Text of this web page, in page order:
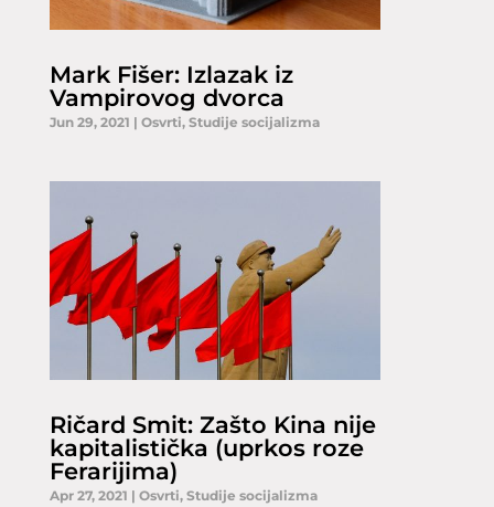
Mark Fišer: Izlazak iz
Vampirovog dvorca
Jun 29, 2021 | Osvrti, Studije socijalizma
Ričard Smit: Zašto Kina nije
kapitalistička (uprkos roze
Ferarijima)
Apr 27, 2021 | Osvrti, Studije socijalizma